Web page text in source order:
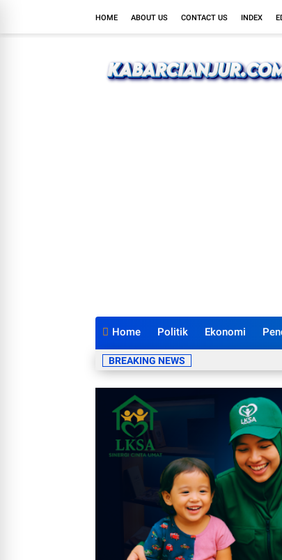
HOME ABOUT US CONTACT US INDEX
Home Politik Ekonomi
BREAKING NEWS